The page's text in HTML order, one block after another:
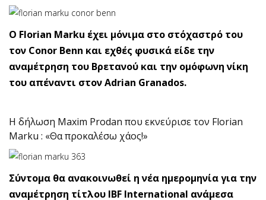
Ο Florian Marku έχει μόνιμα στο στόχαστρό του
τον Conor Benn και εχθές φυσικά είδε την
αναμέτρηση του Βρετανού και την ομόφωνη νίκη
του απέναντι στον Adrian Granados.
H δήλωση Maxim Prodan που εκνεύρισε τον Florian
Marku : «Θα προκαλέσω χάος!»
Σύντομα θα ανακοινωθεί η νέα ημερομηνία για την
αναμέτρηση τίτλου IBF International ανάμεσα